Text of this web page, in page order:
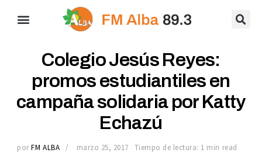
Colegio Jesús Reyes:
promos estudiantiles en
campaña solidaria por Katty
Echazú
por FM ALBA marzo 25, 2017 Tiempo de lectura: 1 min read